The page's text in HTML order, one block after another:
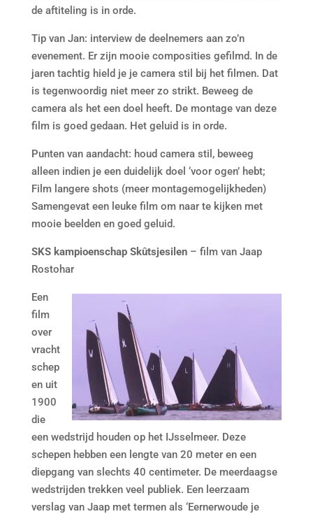
de aftiteling is in orde.
Tip van Jan: interview de deelnemers aan zo’n
evenement. Er zijn mooie composities gefilmd. In de
jaren tachtig hield je je camera stil bij het filmen. Dat
is tegenwoordig niet meer zo strikt. Beweeg de
camera als het een doel heeft. De montage van deze
film is goed gedaan. Het geluid is in orde.
Punten van aandacht: houd camera stil, beweeg
alleen indien je een duidelijk doel ‘voor ogen’ hebt;
Film langere shots (meer montagemogelijkheden)
Samengevat een leuke film om naar te kijken met
mooie beelden en goed geluid.
SKS kampioenschap Skûtsjesilen– film van Jaap
Rostohar
Een
film
over
vracht
schep
en uit
1900
die
een wedstrijd houden op het IJsselmeer. Deze
schepen hebben een lengte van 20 meter en een
diepgang van slechts 40 centimeter. De meerdaagse
wedstrijden trekken veel publiek. Een leerzaam
verslag van Jaap met termen als ‘Eernerwoude je